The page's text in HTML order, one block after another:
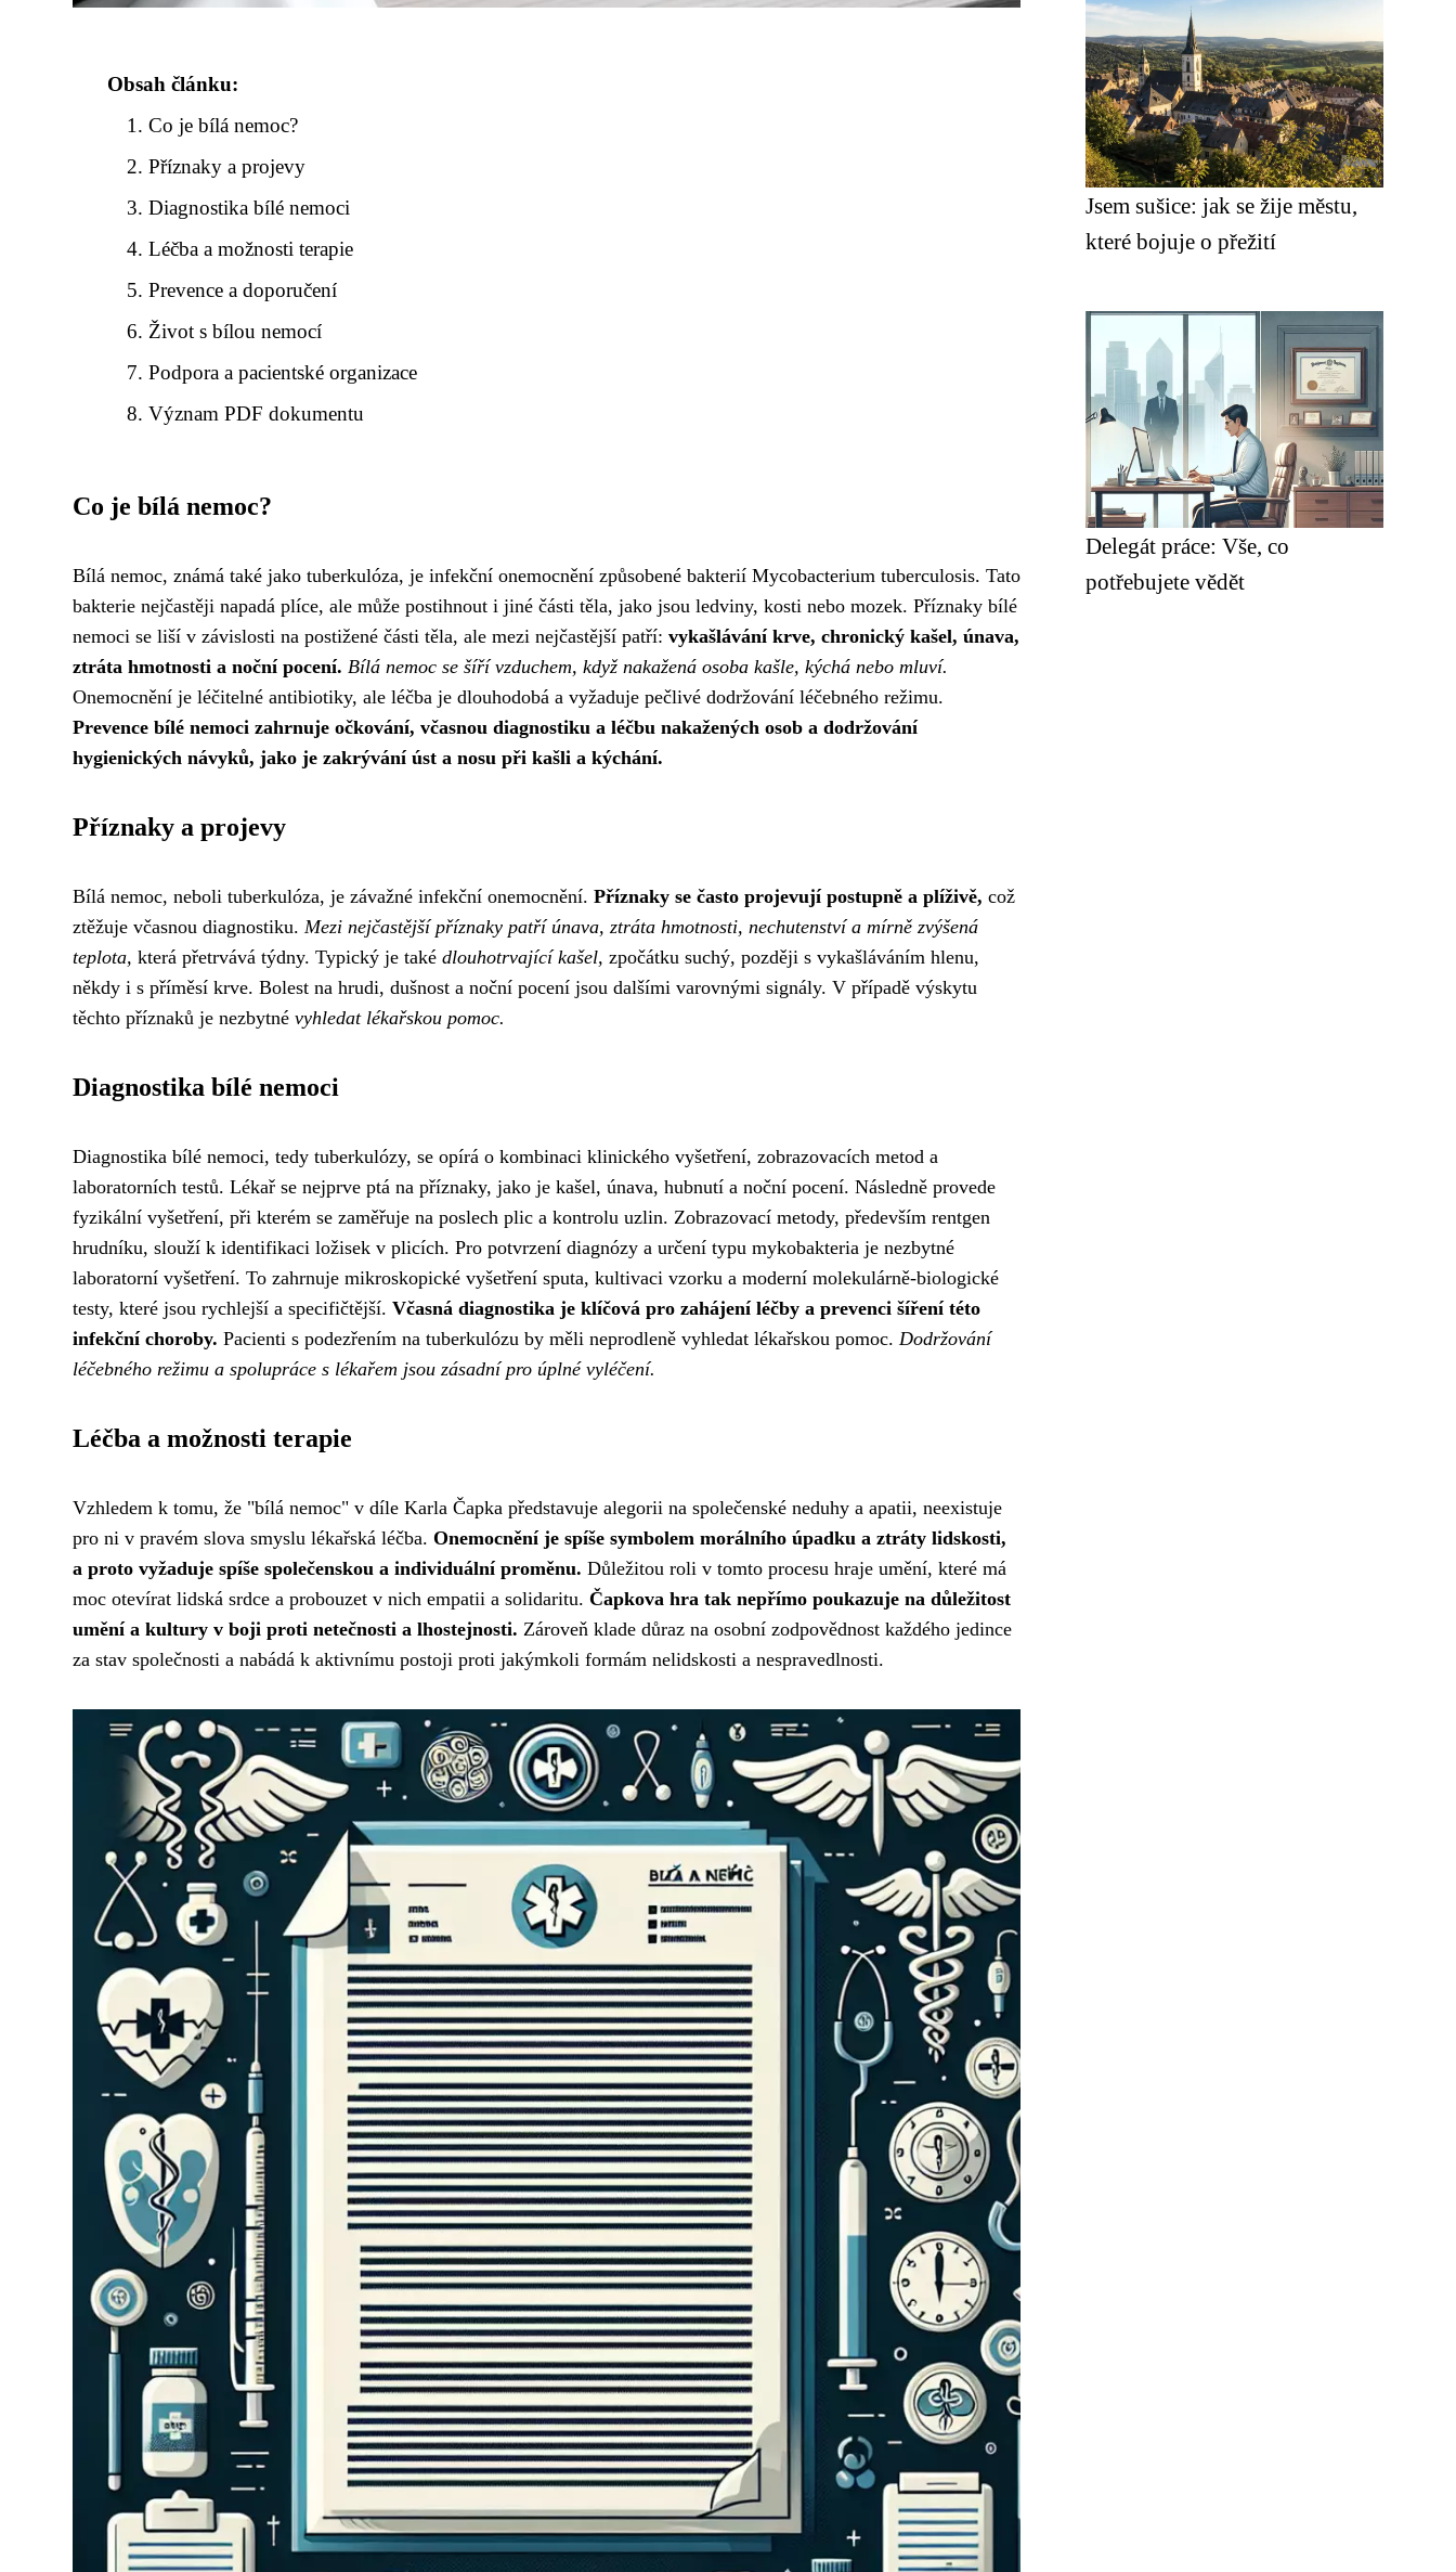
Obsah článku:
Co je bílá nemoc?
Příznaky a projevy
Diagnostika bílé nemoci
Léčba a možnosti terapie
Prevence a doporučení
Život s bílou nemocí
Podpora a pacientské organizace
Význam PDF dokumentu
Co je bílá nemoc?
Bílá nemoc, známá také jako tuberkulóza, je infekční onemocnění způsobené bakterií Mycobacterium tuberculosis. Tato
bakterie nejčastěji napadá plíce, ale může postihnout i jiné části těla, jako jsou ledviny, kosti nebo mozek. Příznaky bílé
nemoci se liší v závislosti na postižené části těla, ale mezi nejčastější patří: vykašlávání krve, chronický kašel, únava,
ztráta hmotnosti a noční pocení. Bílá nemoc se šíří vzduchem, když nakažená osoba kašle, kýchá nebo mluví.
Onemocnění je léčitelné antibiotiky, ale léčba je dlouhodobá a vyžaduje pečlivé dodržování léčebného režimu.
Prevence bílé nemoci zahrnuje očkování, včasnou diagnostiku a léčbu nakažených osob a dodržování
hygienických návyků, jako je zakrývání úst a nosu při kašli a kýchání.
Příznaky a projevy
Bílá nemoc, neboli tuberkulóza, je závažné infekční onemocnění. Příznaky se často projevují postupně a plíživě, což
ztěžuje včasnou diagnostiku. Mezi nejčastější příznaky patří únava, ztráta hmotnosti, nechutenství a mírně zvýšená
teplota, která přetrvává týdny. Typický je také dlouhotrvající kašel, zpočátku suchý, později s vykašláváním hlenu,
někdy i s příměsí krve. Bolest na hrudi, dušnost a noční pocení jsou dalšími varovnými signály. V případě výskytu
těchto příznaků je nezbytné vyhledat lékařskou pomoc.
Diagnostika bílé nemoci
Diagnostika bílé nemoci, tedy tuberkulózy, se opírá o kombinaci klinického vyšetření, zobrazovacích metod a
laboratorních testů. Lékař se nejprve ptá na příznaky, jako je kašel, únava, hubnutí a noční pocení. Následně provede
fyzikální vyšetření, při kterém se zaměřuje na poslech plic a kontrolu uzlin. Zobrazovací metody, především rentgen
hrudníku, slouží k identifikaci ložisek v plicích. Pro potvrzení diagnózy a určení typu mykobakteria je nezbytné
laboratorní vyšetření. To zahrnuje mikroskopické vyšetření sputa, kultivaci vzorku a moderní molekulárně-biologické
testy, které jsou rychlejší a specifičtější. Včasná diagnostika je klíčová pro zahájení léčby a prevenci šíření této
infekční choroby. Pacienti s podezřením na tuberkulózu by měli neprodleně vyhledat lékařskou pomoc. Dodržování
léčebného režimu a spolupráce s lékařem jsou zásadní pro úplné vyléčení.
Léčba a možnosti terapie
Vzhledem k tomu, že "bílá nemoc" v díle Karla Čapka představuje alegorii na společenské neduhy a apatii, neexistuje
pro ni v pravém slova smyslu lékařská léčba. Onemocnění je spíše symbolem morálního úpadku a ztráty lidskosti,
a proto vyžaduje spíše společenskou a individuální proměnu. Důležitou roli v tomto procesu hraje umění, které má
moc otevírat lidská srdce a probouzet v nich empatii a solidaritu. Čapkova hra tak nepřímo poukazuje na důležitost
umění a kultury v boji proti netečnosti a lhostejnosti. Zároveň klade důraz na osobní zodpovědnost každého jedince
za stav společnosti a nabádá k aktivnímu postoji proti jakýmkoli formám nelidskosti a nespravedlnosti.
Jsem sušice: jak se žije městu,
které bojuje o přežití
Delegát práce: Vše, co
potřebujete vědět